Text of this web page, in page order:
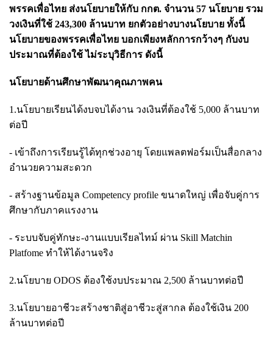
พรรคเพื่อไทย ส่งนโยบายให้กับ กกต. จำนวน 57 นโยบาย รวม
วงเงินที่ใช้ 243,300 ล้านบาท ยกตัวอย่างบางนโยบาย ทั้งนี้
นโยบายของพรรคเพื่อไทย บอกเพียงหลักการกว้างๆ กับงบ
ประมาณที่ต้องใช้ ไม่ระบุวิธีการ ดังนี้
นโยบายด้านศึกษาพัฒนาคุณภาพคน
1.นโยบายเรียนได้งบจบได้งาน วงเงินที่ต้องใช้ 5,000 ล้านบาท
ต่อปี
- เข้าถึงการเรียนรู้ได้ทุกช่วงอายุ โดยแพลตฟอร์มเป็นสื่อกลาง
อำนวยความสะดวก
- สร้างฐานข้อมูล Competency profile ขนาดใหญ่ เพื่อจับคู่การ
ศึกษากับภาคแรงงาน
- ระบบจับคู่ทักษะ-งานแบบเรียลไทม์ ผ่าน Skill Matchin
Platfome ทำให้ได้งานจริง
2.นโยบาย ODOS ต้องใช้งบประมาณ 2,500 ล้านบาทต่อปี
3.นโยบายอาชีวะสร้างชาติสู่อาชีวะสู่สากล ต้องใช้เงิน 200
ล้านบาทต่อปี